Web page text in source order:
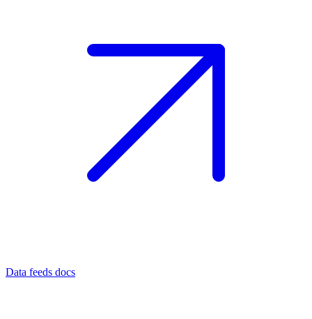
Data feeds docs